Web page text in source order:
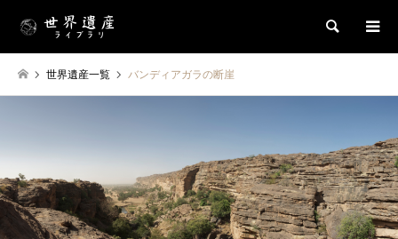
検索
世界遺産一覧 バンディアガラの断崖